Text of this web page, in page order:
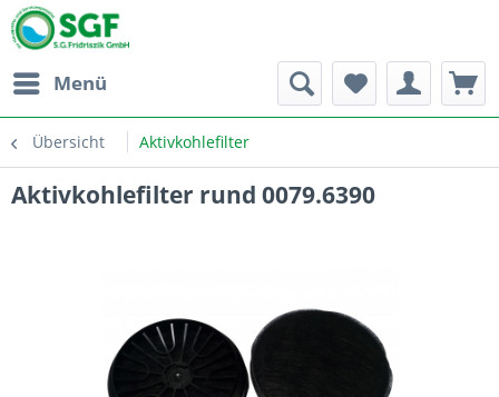
Menü
Übersicht Aktivkohlefilter
Aktivkohlefilter rund 0079.6390